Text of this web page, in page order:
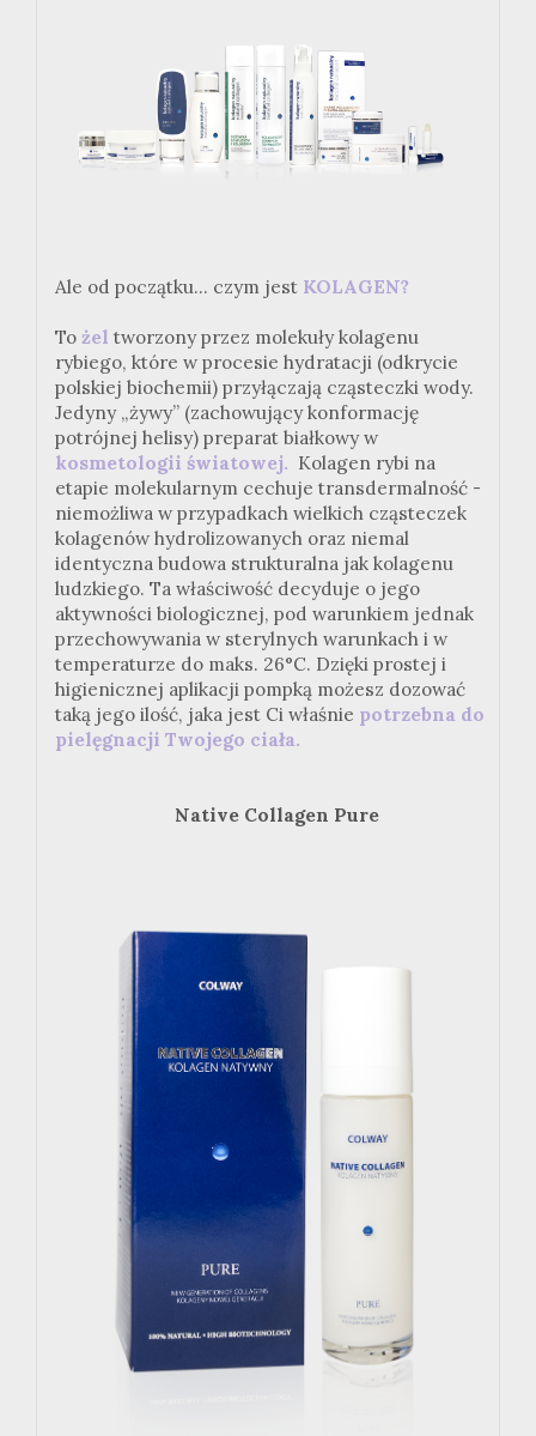
Ale od początku... czym jest KOLAGEN?
To żel tworzony przez molekuły kolagenu
rybiego, które w procesie hydratacji (odkrycie
polskiej biochemii) przyłączają cząsteczki wody.
Jedyny „żywy” (zachowujący konformację
potrójnej helisy) preparat białkowy w
kosmetologii światowej. Kolagen rybi na
etapie molekularnym cechuje transdermalność -
niemożliwa w przypadkach wielkich cząsteczek
kolagenów hydrolizowanych oraz niemal
identyczna budowa strukturalna jak kolagenu
ludzkiego. Ta właściwość decyduje o jego
aktywności biologicznej, pod warunkiem jednak
przechowywania w sterylnych warunkach i w
temperaturze do maks. 26°C. Dzięki prostej i
higienicznej aplikacji pompką możesz dozować
taką jego ilość, jaka jest Ci właśnie potrzebna do
pielęgnacji Twojego ciała.
Native Collagen Pure